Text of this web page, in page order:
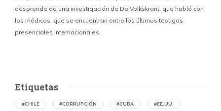
desprende de una investigación de De Volkskrant, que habló con
los médicos, que se encuentran entre los últimos testigos
presenciales internacionales.
Etiquetas
#CHILE #CORRUPCIÓN #CUBA #EE.UU.